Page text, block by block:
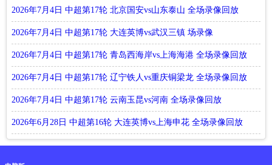
放
2026年7月4日 中超第17轮 北京国安vs山东泰山 全场录像回放
2026年7月4日 中超第17轮 大连英博vs武汉三镇 场录像
2026年7月4日 中超第17轮 青岛西海岸vs上海海港 全场录像回放
2026年7月4日 中超第17轮 辽宁铁人vs重庆铜梁龙 全场录像回放
2026年7月4日 中超第17轮 云南玉昆vs河南 全场录像回放
2026年6月28日 中超第16轮 大连英博vs上海申花 全场录像回放